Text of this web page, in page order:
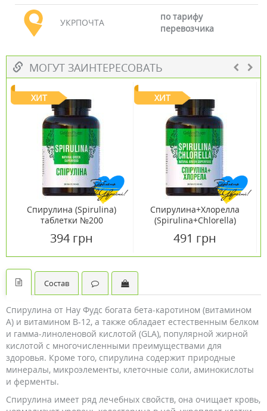
УКРПОЧТА
по тарифу
перевозчика
МОГУТ ЗАИНТЕРЕСОВАТЬ
ХИТ
Спирулина (Spirulina)
таблетки №200
394 грн
ХИТ
Спирулина+Хлорелла
(Spirulina+Chlorella)
491 грн
Состав
Спирулина от Нау Фудс богата бета-каротином (витамином
А) и витамином В-12, а также обладает естественным белком
и гамма-линоленовой кислотой (GLA), популярной жирной
кислотой с многочисленными преимуществами для
здоровья. Кроме того, спирулина содержит природные
минералы, микроэлементы, клеточные соли, аминокислоты
и ферменты.
Спирулина имеет ряд лечебных свойств, она очищает кровь,